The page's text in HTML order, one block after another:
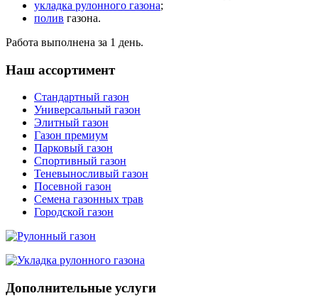
укладка рулонного газона;
полив газона.
Работа выполнена за 1 день.
Наш ассортимент
Стандартный газон
Универсальный газон
Элитный газон
Газон премиум
Парковый газон
Спортивный газон
Теневыносливый газон
Посевной газон
Семена газонных трав
Городской газон
Дополнительные услуги